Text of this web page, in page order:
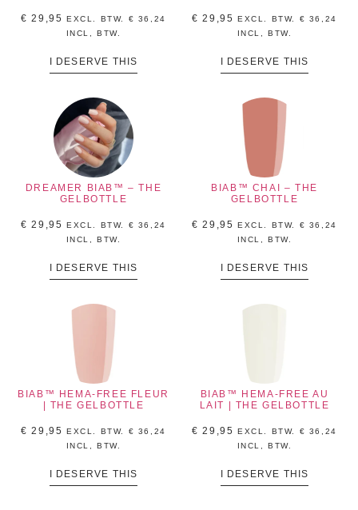
€ 29,95 EXCL. BTW. € 36,24
INCL, BTW.
I DESERVE THIS
€ 29,95 EXCL. BTW. € 36,24
INCL, BTW.
I DESERVE THIS
DREAMER BIAB™ – THE
GELBOTTLE
€ 29,95 EXCL. BTW. € 36,24
INCL, BTW.
I DESERVE THIS
BIAB™ CHAI – THE
GELBOTTLE
€ 29,95 EXCL. BTW. € 36,24
INCL, BTW.
I DESERVE THIS
BIAB™ HEMA-FREE FLEUR
| THE GELBOTTLE
€ 29,95 EXCL. BTW. € 36,24
INCL, BTW.
I DESERVE THIS
BIAB™ HEMA-FREE AU
LAIT | THE GELBOTTLE
€ 29,95 EXCL. BTW. € 36,24
INCL, BTW.
I DESERVE THIS